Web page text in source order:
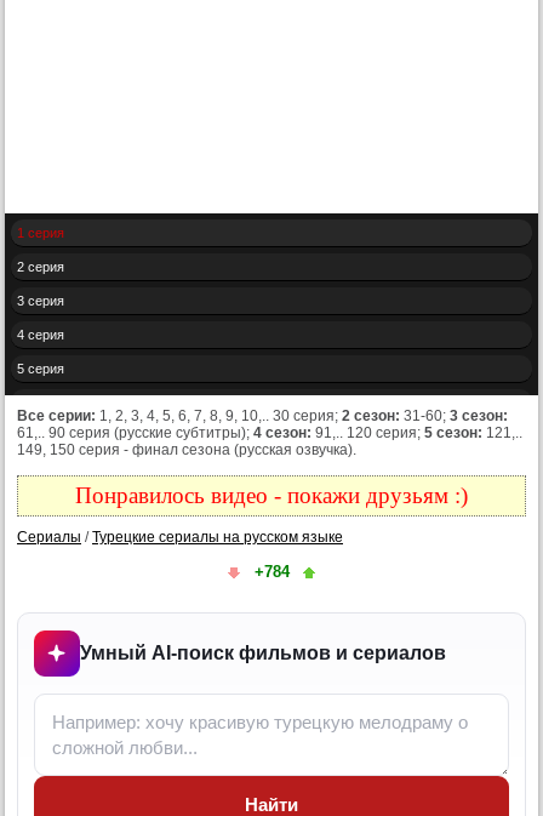
1 серия
2 серия
3 серия
4 серия
5 серия
7 серия
9 серия
10 серия
13 серия
14 серия
16 серия
17 серия
Все серии: 1, 2, 3, 4, 5, 6, 7, 8, 9, 10,.. 30 серия; 2 сезон: 31-60; 3 сезон:
61,.. 90 серия (русские субтитры); 4 сезон: 91,.. 120 серия; 5 сезон: 121,..
149, 150 серия - финал сезона (русская озвучка).
Понравилось видео - покажи друзьям :)
Сериалы /Турецкие сериалы на русском языке
+784
Умный AI-поиск фильмов и сериалов
Найти